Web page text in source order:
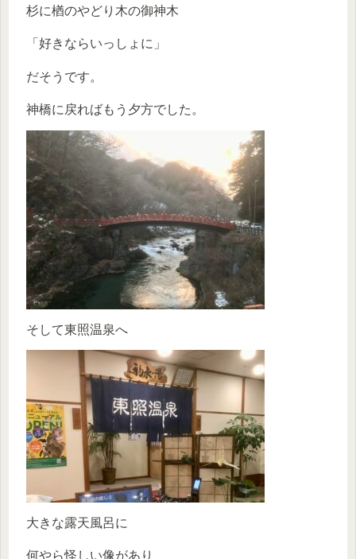
杉に楢のやどり木の御神木
「好きならいっしょに」
だそうです。
神橋に戻ればもう夕方でした。
そして東照温泉へ
大きな露天風呂に
何やら怪しい像があり